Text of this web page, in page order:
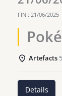
FIN : 21/06/2025
Artefacts
Details